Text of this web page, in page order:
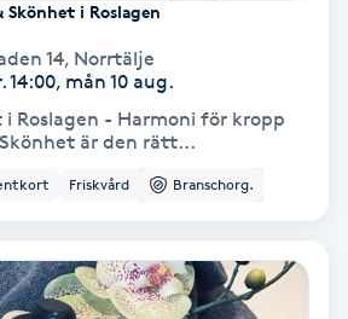
Skönhet i Roslagen
14, Norrtälje
14:00, mån 10 aug.
Harmoni för kropp
är den rätt...
Friskvård Branschorg.